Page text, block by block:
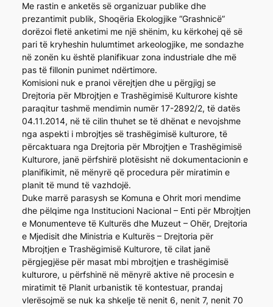
Me rastin e anketës së organizuar publike dhe
prezantimit publik, Shoqëria Ekologjike “Grashnicë”
dorëzoi fletë anketimi me një shënim, ku kërkohej që së
pari të kryheshin hulumtimet arkeologjike, me sondazhe
në zonën ku është planifikuar zona industriale dhe më
pas të fillonin punimet ndërtimore.
Komisioni nuk e pranoi vërejtjen dhe u përgjigj se
Drejtoria për Mbrojtjen e Trashëgimisë Kulturore kishte
paraqitur tashmë mendimin numër 17-2892/2, të datës
04.11.2014, në të cilin thuhet se të dhënat e nevojshme
nga aspekti i mbrojtjes së trashëgimisë kulturore, të
përcaktuara nga Drejtoria për Mbrojtjen e Trashëgimisë
Kulturore, janë përfshirë plotësisht në dokumentacionin e
planifikimit, në mënyrë që procedura për miratimin e
planit të mund të vazhdojë.
Duke marrë parasysh se Komuna e Ohrit mori mendime
dhe pëlqime nga Institucioni Nacional – Enti për Mbrojtjen
e Monumenteve të Kulturës dhe Muzeut – Ohër, Drejtoria
e Mjedisit dhe Ministria e Kulturës – Drejtoria për
Mbrojtjen e Trashëgimisë Kulturore, të cilat janë
përgjegjëse për masat mbi mbrojtjen e trashëgimisë
kulturore, u përfshinë në mënyrë aktive në procesin e
miratimit të Planit urbanistik të kontestuar, prandaj
vlerësojmë se nuk ka shkelje të nenit 6, nenit 7, nenit 70